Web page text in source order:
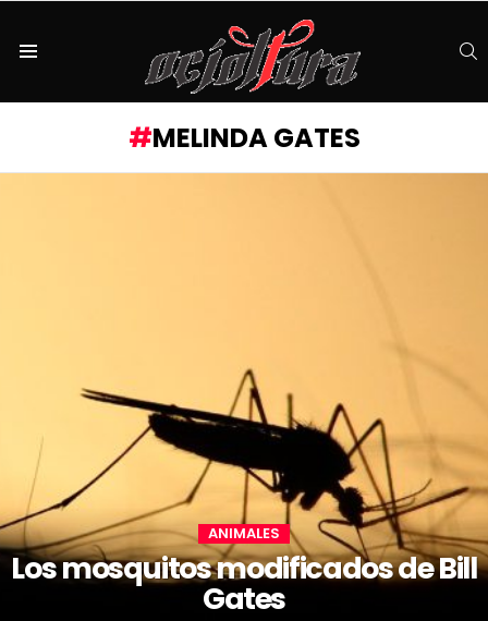
MELINDA GATES
ANIMALES
Los mosquitos modificados de Bill
Gates